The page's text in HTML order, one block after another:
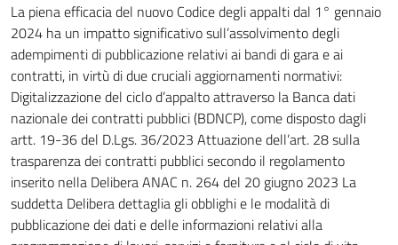
La piena efficacia del nuovo Codice degli appalti dal 1° gennaio
2024 ha un impatto significativo sull’assolvimento degli
adempimenti di pubblicazione relativi ai bandi di gara e ai
contratti, in virtù di due cruciali aggiornamenti normativi:
Digitalizzazione del ciclo d’appalto attraverso la Banca dati
nazionale dei contratti pubblici (BDNCP), come disposto dagli
artt. 19-36 del D.Lgs. 36/2023 Attuazione dell’art. 28 sulla
trasparenza dei contratti pubblici secondo il regolamento
inserito nella Delibera ANAC n. 264 del 20 giugno 2023 La
suddetta Delibera dettaglia gli obblighi e le modalità di
pubblicazione dei dati e delle informazioni relativi alla